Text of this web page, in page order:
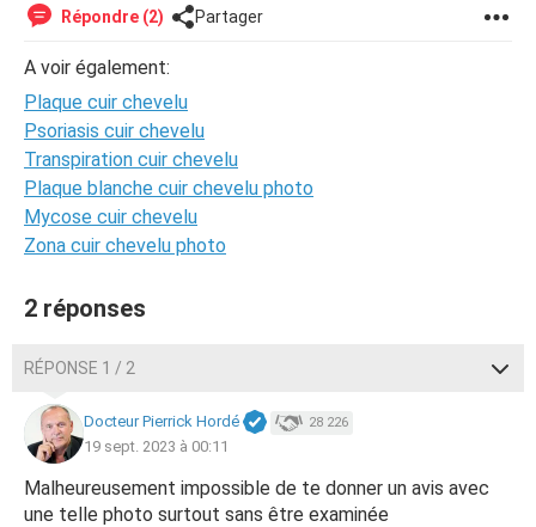
quoi il pourrait s'agir ! J'espère que vous pourrez m'aider
Je vous en remercie d'avance !
Louna !
Répondre (2) Partager
A voir également:
Plaque cuir chevelu
Psoriasis cuir chevelu
Transpiration cuir chevelu
Plaque blanche cuir chevelu photo
Mycose cuir chevelu
Zona cuir chevelu photo
2 réponses
RÉPONSE 1 / 2
Docteur Pierrick Hordé 28 226
19 sept. 2023 à 00:11
Malheureusement impossible de te donner un avis avec
une telle photo surtout sans être examinée